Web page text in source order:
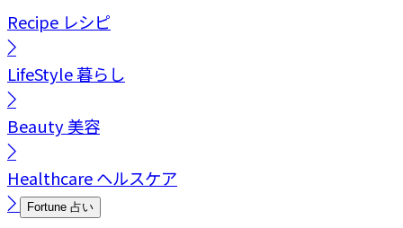
Recipe レシピ
LifeStyle暮らし
Beauty美容
Healthcareヘルスケア
Fortune 占い